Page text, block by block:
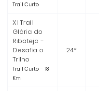
Trail Curto
XI Trail
Glória do
Ribatejo -
Desafia o
Trilho
Trail Curto - 18
Km
24º